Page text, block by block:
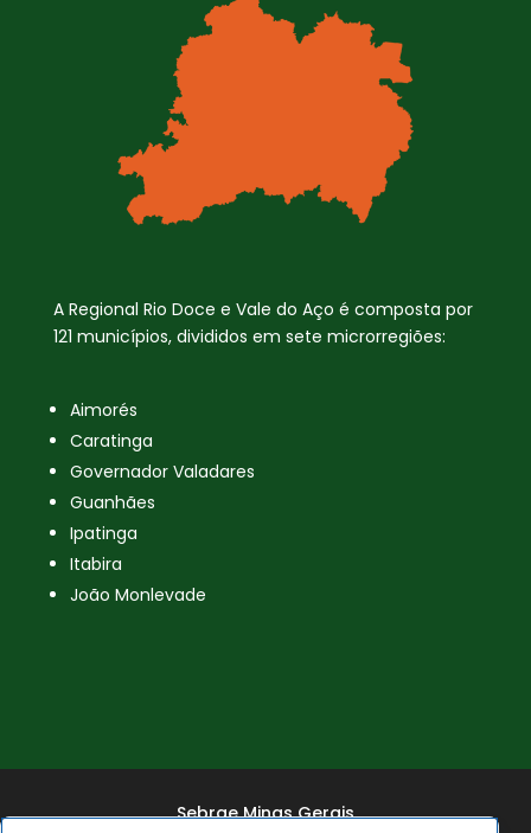
A Regional Rio Doce e Vale do Aço é composta por
121 municípios, divididos em sete microrregiões:
Aimorés
Caratinga
Governador Valadares
Guanhães
Ipatinga
Itabira
João Monlevade
Sebrae Minas Gerais